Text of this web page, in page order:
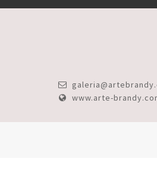
www.arte-